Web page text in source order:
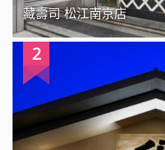
藏壽司 松江南京店
2